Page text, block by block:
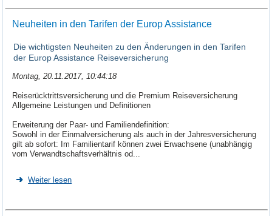
Neuheiten in den Tarifen der Europ Assistance
Die wichtigsten Neuheiten zu den Änderungen in den Tarifen
der Europ Assistance Reiseversicherung
Montag, 20.11.2017, 10:44:18
Reiserücktrittsversicherung und die Premium Reiseversicherung
Allgemeine Leistungen und Definitionen
Erweiterung der Paar- und Familiendefinition:
Sowohl in der Einmalversicherung als auch in der Jahresversicherung
gilt ab sofort: Im Familientarif können zwei Erwachsene (unabhängig
vom Verwandtschaftsverhältnis od...
Weiter lesen